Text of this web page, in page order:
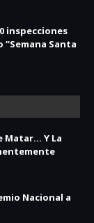
inspecciones
Santa
Matar… Y La
Nacional a